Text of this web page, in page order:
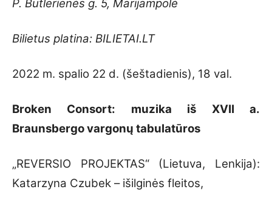
P. Butlerienės g. 5, Marijampolė
Bilietus platina: BILIETAI.LT
2022 m. spalio 22 d. (šeštadienis), 18 val.
Broken Consort: muzika iš XVII a.
Braunsbergo vargonų tabulatūros
„REVERSIO PROJEKTAS“ (Lietuva, Lenkija):
Katarzyna Czubek – išilginės fleitos,